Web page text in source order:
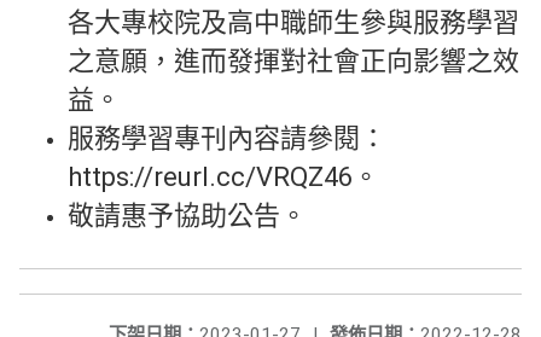
各大專校院及高中職師生參與服務學習
之意願，進而發揮對社會正向影響之效
益。
服務學習專刊內容請參閱：
https://reurl.cc/VRQZ46。
敬請惠予協助公告。